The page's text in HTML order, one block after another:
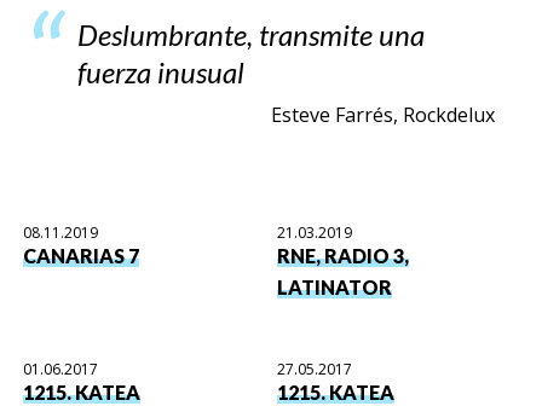
Deslumbrante, transmite una
fuerza inusual
Esteve Farrés, Rockdelux
08.11.2019
CANARIAS 7
21.03.2019
RNE, RADIO 3,
LATINATOR
01.06.2017
1215. KATEA
27.05.2017
1215. KATEA